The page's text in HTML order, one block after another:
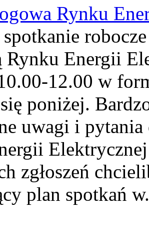
Rynku
Rynku Energii
12.00 w
poniżej.
uwagi i
zgłoszeń
plan spotkań